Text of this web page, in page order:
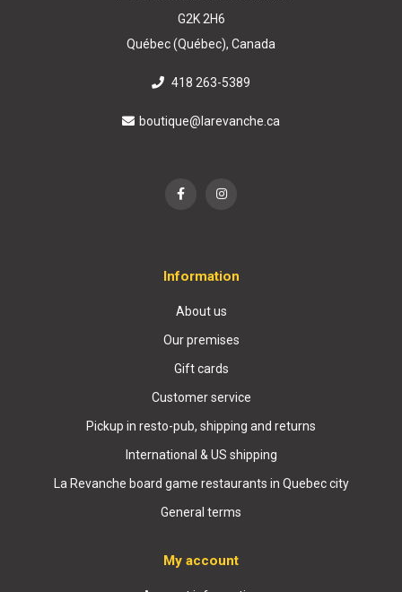
G2K 2H6
Québec (Québec), Canada
418 263-5389
boutique@larevanche.ca
Information
About us
Our premises
Gift cards
Customer service
Pickup in resto-pub, shipping and returns
International & US shipping
La Revanche board game restaurants in Quebec city
General terms
My account